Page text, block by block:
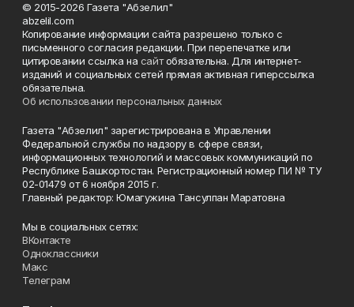
© 2015-2026 Газета "Абзелил"
abzelil.com
Копирование информации сайта разрешено только с
письменного согласия редакции. При перепечатке или
цитировании ссылка на сайтобязательна. Для интернет-
изданий и социальных сетей прямая активная гиперссылка
обязательна.
Об использовании персональных данных
Газета "Абзелил" зарегистрирована в Управлении
Федеральной службы по надзору в сфере связи,
информационных технологий и массовых коммуникаций по
Республике Башкортостан. Регистрационный номер ПИ № ТУ
02-01479 от 6 ноября 2015 г.
Главный редактор: Юмагужина Тансулпан Маратовна
Мы в социальных сетях:
ВКонтакте
Одноклассники
Макс
Телеграм